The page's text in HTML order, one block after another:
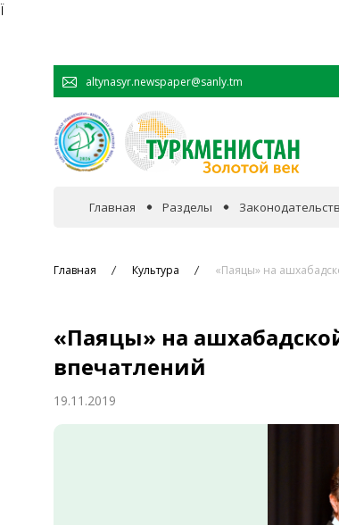
Ï
altynasyr.newspaper@sanly.tm
Главная Разделы
Сотрудничество
Главная Культура «Паяцы» на
«Паяцы» на
впечатлений
19.11.2019